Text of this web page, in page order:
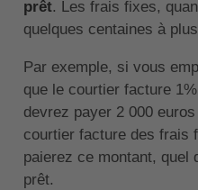
prêt. Les frais fixes,
quelques centaines à
Par exemple, si vous
que le courtier facture
devrez payer 2 000
courtier facture des frais
paierez ce montant, quel
prêt.